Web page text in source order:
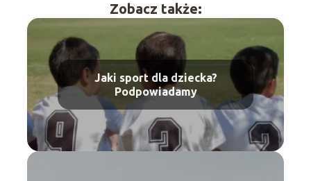
Zobacz także:
Jaki sport dla dziecka?
Podpowiadamy